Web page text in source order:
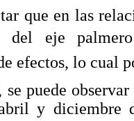
que en las
del eje
efectos, lo cual
se puede
y diciembre